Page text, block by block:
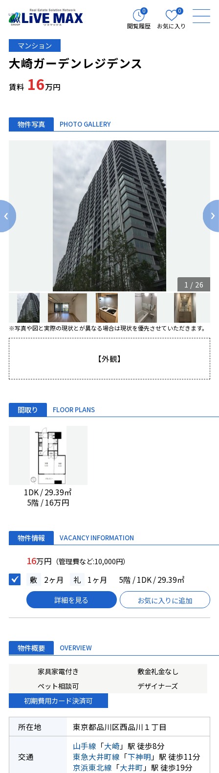
0
閲覧履歴
0
お気に入り
マンション
大崎ガーデンレジデンス
賃料 16万円
物件写真 PHOTO GALLERY
1 / 26
※写真や図と実際の現状とが異なる場合は現状を優先させていただきます。
【外観】
間取り FLOOR PLANS
1DK / 29.39㎡
5階 / 16万円
物件情報 VACANCY INFORMATION
16万円 （管理費など:10,000円）
敷 2ヶ月 礼 1ヶ月 5階 / 1DK / 29.39㎡
詳細を見る お気に入りに追加
物件概要 OVERVIEW
家具家電付き
敷金礼金なし
ペット相談可
デザイナーズ
初期費用カード決済可
所在地 東京都品川区西品川１丁目
交通
山手線 「大崎 」駅 徒歩8分
東急大井町線 「下神明 」駅 徒歩11分
京浜東北線 「大井町 」駅 徒歩19分